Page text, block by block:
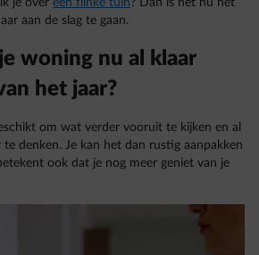
je over een flinke tuin ? Dan is het nu het
aan de slag te gaan.
woning nu al klaar
het jaar?
om wat verder vooruit te kijken en al
denken. Je kan het dan rustig aanpakken
ook dat je nog meer geniet van je